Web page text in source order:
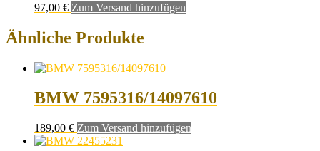
97,00 € Zum Versand hinzufügen
Ähnliche Produkte
BMW 7595316/14097610
189,00 € Zum Versand hinzufügen